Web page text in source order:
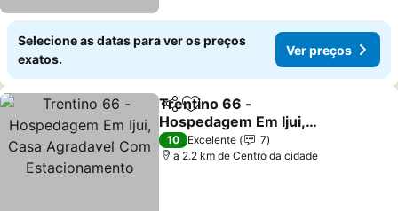
Selecione as datas para ver os preços
exatos.
Ver preços
PartilharAdicionar aos favoritos
Trentino 66 -
Hospedagem Em Ijui,
Casa Agradavel Com
Estacionamento
10 Excelente
7
a 2.2 km de Centro da cidade